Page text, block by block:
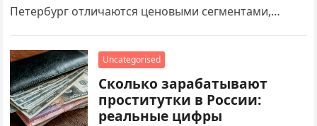
Петербург отличаются ценовыми сегментами,
Поисковые запросы типа проститутка адрес ashoo…
Uncategorised
Сколько зарабатывают
проститутки в России:
реальные цифры